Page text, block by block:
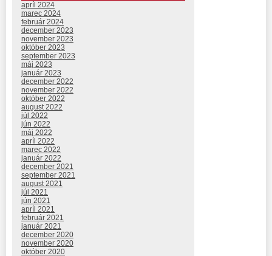
apríl 2024
marec 2024
február 2024
december 2023
november 2023
október 2023
september 2023
máj 2023
január 2023
december 2022
november 2022
október 2022
august 2022
júl 2022
jún 2022
máj 2022
apríl 2022
marec 2022
január 2022
december 2021
september 2021
august 2021
júl 2021
jún 2021
apríl 2021
február 2021
január 2021
december 2020
november 2020
október 2020